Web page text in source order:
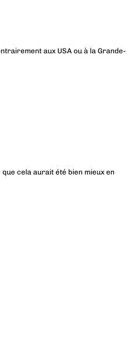
aux USA ou à la Grande-
cela aurait été bien mieux en